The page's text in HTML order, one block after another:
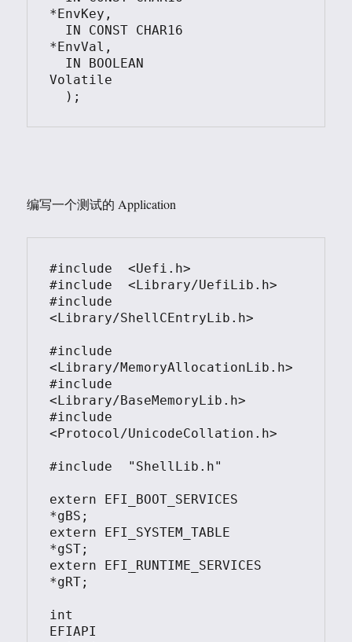
*EnvKey,
*EnvVal,
Volatile
  );
编写一个测试的 Application
#include  <Uefi.h>
#include  <Library/UefiLib.h>
#include
<Library/ShellCEntryLib.h>
#include
<Library/MemoryAllocationLib.h>
#include
<Library/BaseMemoryLib.h>
#include
<Protocol/UnicodeCollation.h>
#include  "ShellLib.h"
extern EFI_BOOT_SERVICES
*gBS;
extern EFI_SYSTEM_TABLE
*gST;
extern EFI_RUNTIME_SERVICES
*gRT;
int
EFIAPI